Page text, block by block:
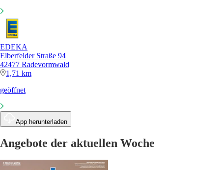
EDEKA
Elberfelder Straße 94
42477 Radevormwald
1,71 km
geöffnet
App herunterladen
Angebote der aktuellen Woche